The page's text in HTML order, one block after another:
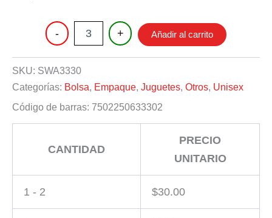
-
PUERQUITO
ELASTICO
+ Añadir al carrito
SKU: SWA3330
Categorías: Bolsa, Empaque, Juguetes, Otros, Unisex
Código de barras: 7502250633302
CANTIDAD
PRECIO
UNITARIO
1 - 2 $30.00